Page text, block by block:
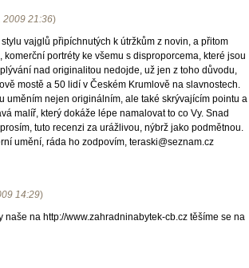
2009 21:36)
vajglů připíchnutých k útržkům z novin, a přitom
portréty ke všemu s disproporcema, které jsou
nad originalitou nedojde, už jen z toho důvodu,
mostě a 50 lidí v Českém Krumlově na slavnostech.
uměním nejen originálním, ale také skrývajícím pointu a
malíř, který dokáže lépe namalovat to co Vy. Snad
tuto recenzi za urážlivou, nýbrž jako podmětnou.
umění, ráda ho zodpovím, teraski@seznam.cz
14:29)
naše na http://www.zahradninabytek-cb.cz těšíme se na